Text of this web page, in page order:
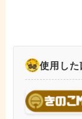
使用した